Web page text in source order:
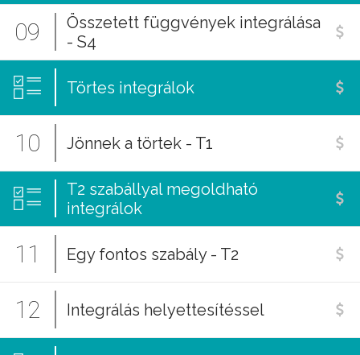
09
Összetett függvények integrálása
- S4
Törtes integrálok
10 Jönnek a törtek - T1
T2 szabállyal megoldható
integrálok
11 Egy fontos szabály - T2
12 Integrálás helyettesítéssel